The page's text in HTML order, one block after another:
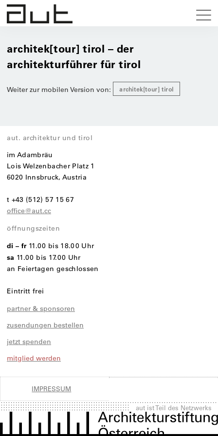
architek[tour] tirol – der
architekturführer für tirol
Weiter zur mobilen Version von: architek[tour] tirol
aut. architektur und tirol
im Adambräu
Lois Welzenbacher Platz 1
6020 Innsbruck, Austria
t +43 (512) 57 15 67
office@aut.cc
öffnungszeiten
di – fr 11.00 bis 18.00 Uhr
sa 11.00 bis 17.00 Uhr
an Feiertagen geschlossen
Eintritt frei
partner & sponsoren
zusendungen bestellen
jetzt spenden
mitglied werden
IMPRESSUM
aut ist Teil des Netzwerks